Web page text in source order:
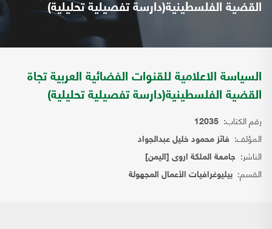
القضية الفلسطينية(دارسة تفصيلية تحليلية)
السياسة الاعلامية للقنوات الفضائية العربية تجاة
القضية الفلسطينية(دارسة تفصيلية تحليلية)
رقم الكتاب: 12035
المؤلف: فائز محمود خليل عبدالجواد
الناشر: جامعة الملكة اروى [اليمن]
القسم: بيليوغرافيات الأعمال المجهولة